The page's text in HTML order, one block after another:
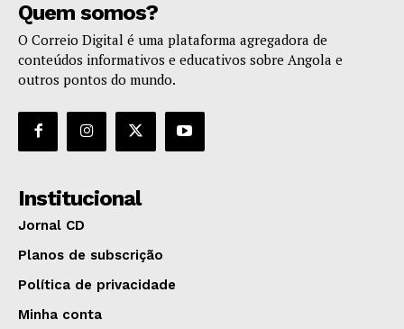
Quem somos?
O Correio Digital é uma plataforma agregadora de
conteúdos informativos e educativos sobre Angola e
outros pontos do mundo.
Institucional
Jornal CD
Planos de subscrição
Política de privacidade
Minha conta